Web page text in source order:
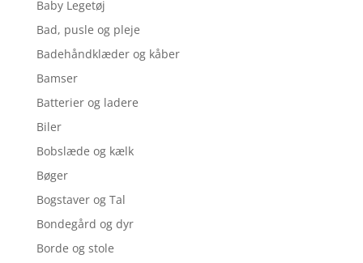
Baby Legetøj
Bad, pusle og pleje
Badehåndklæder og kåber
Bamser
Batterier og ladere
Biler
Bobslæde og kælk
Bøger
Bogstaver og Tal
Bondegård og dyr
Borde og stole